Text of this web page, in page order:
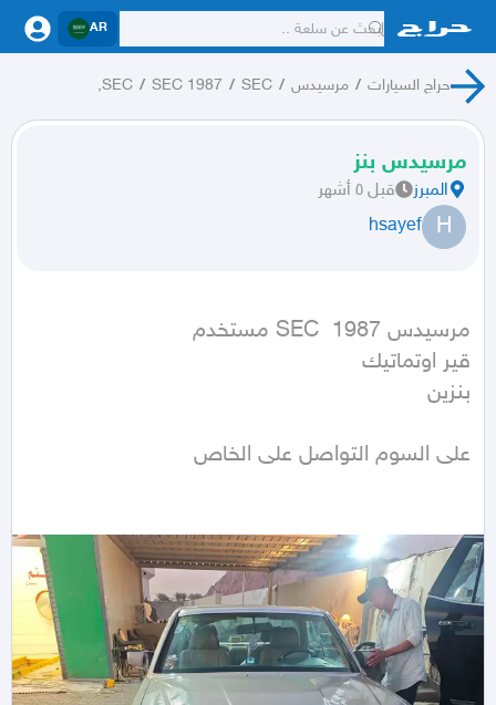
AR
حراج السيارات / مرسيدس /
SEC
/
SEC 1987
/
SEC,
مرسيدس بنز
المبرز قبل ٥ أشهر
H
hsayef
بنزين
على السوم التواصل على الخاص